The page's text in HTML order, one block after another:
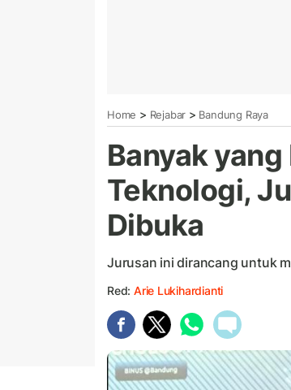
Home > Rejabar > Bandung Raya
Banyak
Teknologi,
Dibuka
Jurusan ini dirancang untuk
Red: Arie Lukihardianti